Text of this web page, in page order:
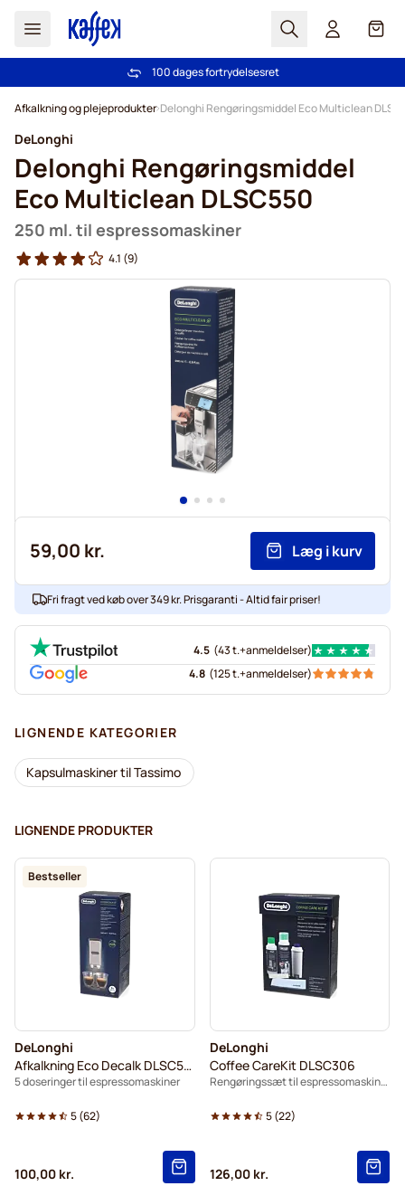
Søg Cart
Fri fragt ved køb over 349 kr.
100 dages fortrydelsesret
Afkalkning og plejeprodukter Delonghi Rengøringsmiddel Eco Multiclean
DeLonghi
Delonghi Rengøringsmiddel
Eco Multiclean DLSC550
250 ml. til espressomaskiner
4.1 (9)
59,00 kr. Læg i kurv
Fri fragt ved køb over 349 kr. Prisgaranti - Altid fair priser!
4.5 (43 t.+anmeldelser)
4.8 (125 t.+anmeldelser)
LIGNENDE KATEGORIER
Kapsulmaskiner til Tassimo
LIGNENDE PRODUKTER
Bestseller
DeLonghi
Afkalkning Eco Decalk DLSC500
5 doseringer til espressomaskiner
5(62)
100,00 kr.
DeLonghi
Coffee CareKit DLSC306
Rengøringssæt til espressomaskiner
5(22)
126,00 kr.